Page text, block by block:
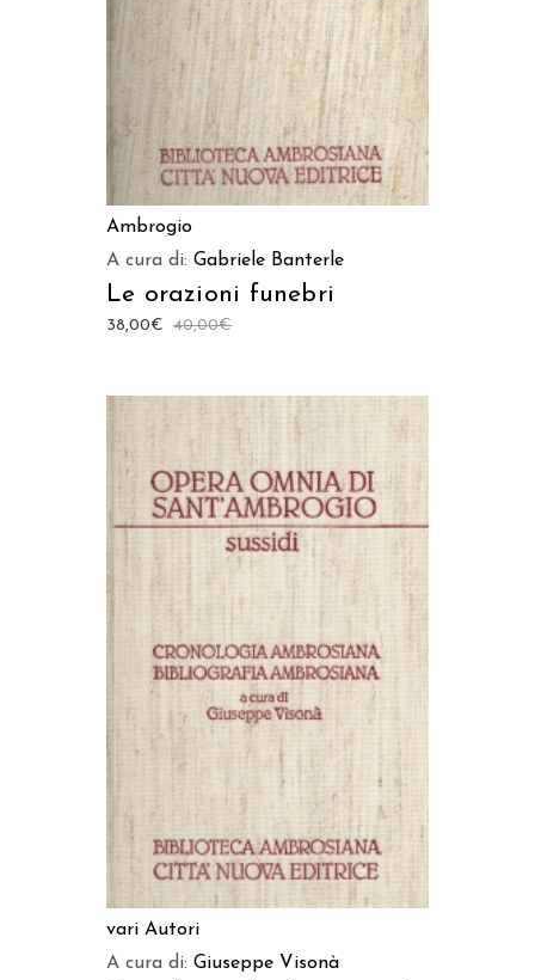
Ambrogio
A cura di: Gabriele Banterle
Le orazioni funebri
40,00€
38,00€
AGGIUNGI AL CARRELLO
vari Autori
A cura di: Giuseppe Visonà